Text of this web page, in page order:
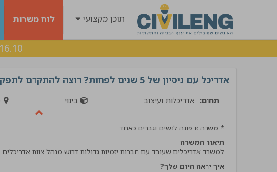
תוכן מקצועי לוח משרות
16.10 מרוץ CivilEng. בואו להירשם >>
אדריכל עם ניסיון של 5 שנים לפחות? רוצה להתקדם לתפקיד ניהולי?
תחום: אדריכלות ועיצוב בינוי
* משרה זו פונה לנשים וגברים כאחד.
תיאור המשרה
למשרד אדריכלים שעובד עם חברות יזמיות גדולות דרוש מנהל צוות אדריכלים
איך יראה היום שלך?